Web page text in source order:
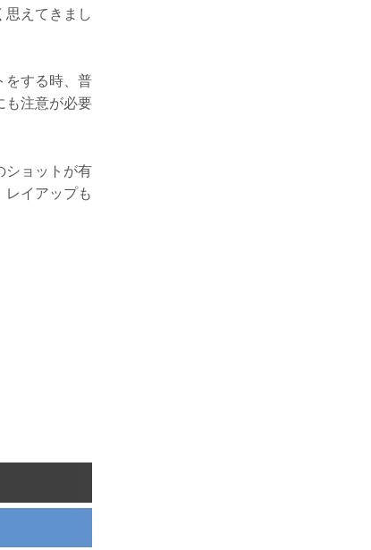
思えてきまし
をする時、普
も注意が必要
ショットが有
レイアップも